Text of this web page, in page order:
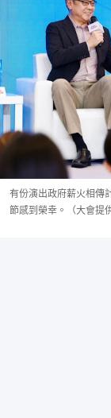
有份演出政府薪火相傳
節感到榮幸。（大會提供